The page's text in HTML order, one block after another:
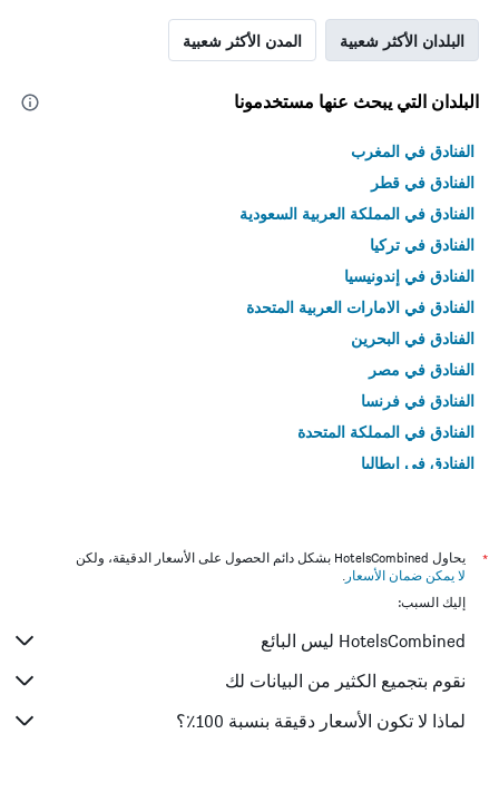
البلدان الأكثر شعبية المدن الأكثر شعبية
البلدان التي يبحث عنها مستخدمونا
الفنادق في المغرب
الفنادق في قطر
الفنادق في المملكة العربية السعودية
الفنادق في تركيا
الفنادق في إندونيسيا
الفنادق في الامارات العربية المتحدة
الفنادق في البحرين
الفنادق في مصر
الفنادق في فرنسا
الفنادق في المملكة المتحدة
الفنادق في إيطاليا
*
يحاول HotelsCombined بشكل دائم الحصول على الأسعار الدقيقة، ولكن
لا يمكن ضمان الأسعار .
إليك السبب:
HotelsCombined ليس البائع
نقوم بتجميع الكثير من البيانات لك
لماذا لا تكون الأسعار دقيقة بنسبة 100٪؟